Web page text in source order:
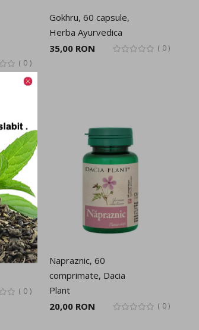
0
Gokhru, 60 capsule,
Herba Ayurvedica
0
35,00 RON
0
Napraznic, 60
comprimate, Dacia
Plant
0
20,00 RON